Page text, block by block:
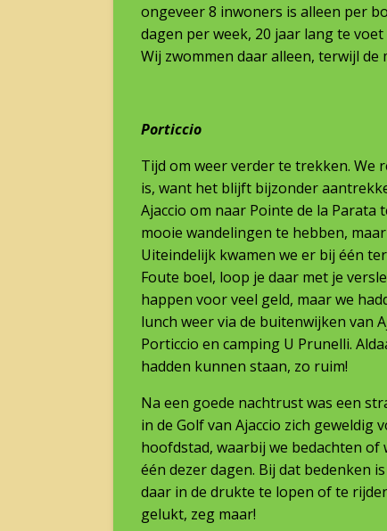
ongeveer 8 inwoners is alleen per
dagen per week, 20 jaar lang te
Wij zwommen daar alleen, terwijl
Porticcio
Tijd om weer verder te trekken. We
is, want het blijft bijzonder
Ajaccio om naar Pointe de la Parata
mooie wandelingen te hebben,
Uiteindelijk kwamen we er bij één
Foute boel, loop je daar met je
happen voor veel geld, maar we
lunch weer via de buitenwijken van
Porticcio en camping U Prunelli.
hadden kunnen staan, zo ruim!
Na een goede nachtrust was een
in de Golf van Ajaccio zich
hoofdstad, waarbij we bedachten
één dezer dagen. Bij dat bedenken
daar in de drukte te lopen of te
gelukt, zeg maar!